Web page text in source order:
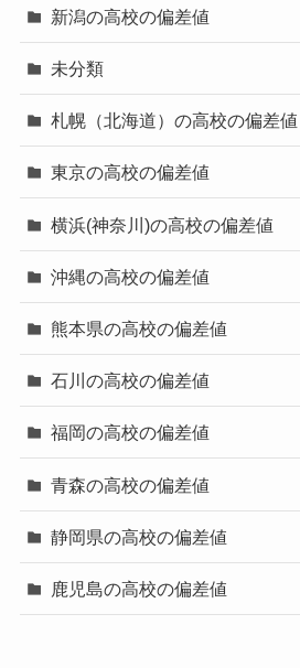
新潟の高校の偏差値
未分類
札幌（北海道）の高校の偏差値
東京の高校の偏差値
横浜(神奈川)の高校の偏差値
沖縄の高校の偏差値
熊本県の高校の偏差値
石川の高校の偏差値
福岡の高校の偏差値
青森の高校の偏差値
静岡県の高校の偏差値
鹿児島の高校の偏差値